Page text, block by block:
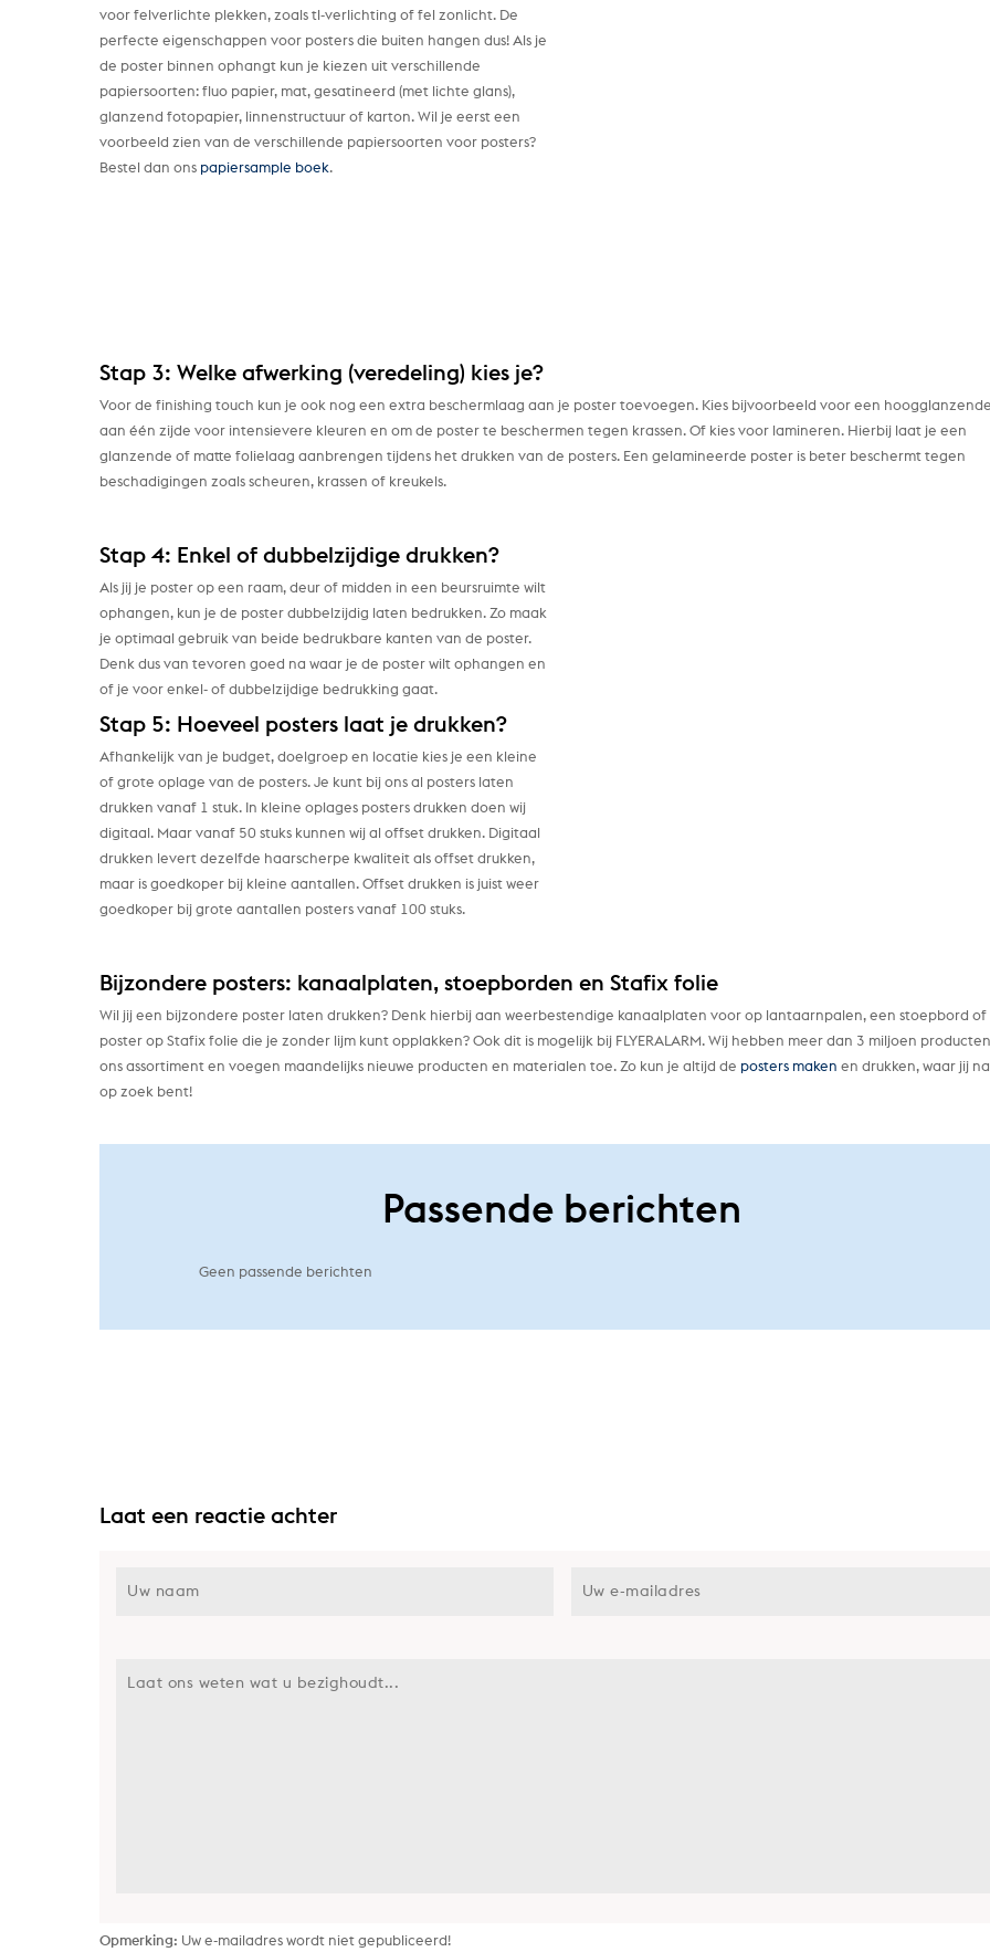
voor felverlichte plekken, zoals tl-verlichting of fel zonlicht. De
perfecte eigenschappen voor posters die buiten hangen dus! Als je
de poster binnen ophangt kun je kiezen uit verschillende
papiersoorten: fluo papier, mat, gesatineerd (met lichte glans),
glanzend fotopapier, linnenstructuur of karton. Wil je eerst een
voorbeeld zien van de verschillende papiersoorten voor posters?
Bestel dan ons papiersample boek.
Stap 3: Welke afwerking (veredeling) kies je?
Voor de finishing touch kun je ook nog een extra beschermlaag aan je poster toevoegen. Kies bijvoorbeeld voor een
aan één zijde voor intensievere kleuren en om de poster te beschermen tegen krassen. Of kies voor lamineren. Hierbij laat je een
glanzende of matte folielaag aanbrengen tijdens het drukken van de posters. Een gelamineerde poster is beter beschermt tegen
beschadigingen zoals scheuren, krassen of kreukels.
Stap 4: Enkel of dubbelzijdige drukken?
Als jij je poster op een raam, deur of midden in een beursruimte wilt
ophangen, kun je de poster dubbelzijdig laten bedrukken. Zo maak
je optimaal gebruik van beide bedrukbare kanten van de poster.
Denk dus van tevoren goed na waar je de poster wilt ophangen en
of je voor enkel- of dubbelzijdige bedrukking gaat.
Stap 5: Hoeveel posters laat je drukken?
Afhankelijk van je budget, doelgroep en locatie kies je een kleine
of grote oplage van de posters. Je kunt bij ons al posters laten
drukken vanaf 1 stuk. In kleine oplages posters drukken doen wij
digitaal. Maar vanaf 50 stuks kunnen wij al offset drukken. Digitaal
drukken levert dezelfde haarscherpe kwaliteit als offset drukken,
maar is goedkoper bij kleine aantallen. Offset drukken is juist weer
goedkoper bij grote aantallen posters vanaf 100 stuks.
Bijzondere posters: kanaalplaten, stoepborden en Stafix folie
Wil jij een bijzondere poster laten drukken? Denk hierbij aan weerbestendige kanaalplaten voor op lantaarnpalen, een stoepbord of
poster op Stafix folie die je zonder lijm kunt opplakken? Ook dit is mogelijk bij FLYERALARM. Wij hebben meer dan 3 miljoen
ons assortiment en voegen maandelijks nieuwe producten en materialen toe. Zo kun je altijd de posters maken en drukken, waar jij
op zoek bent!
Passende berichten
Geen passende berichten
Laat een reactie achter
Opmerking: Uw e-mailadres wordt niet gepubliceerd!